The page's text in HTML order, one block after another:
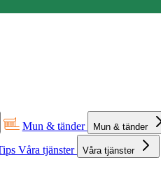
Mun & tänder Mun & tänder
Våra tjänster Våra tjänster